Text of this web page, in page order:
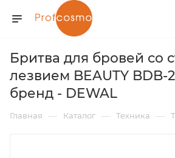
Бритва для бровей со
лезвием BEAUTY BDB-
бренд - DEWAL
Главная — Каталог — Техника —